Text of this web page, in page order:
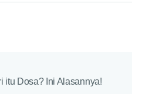
itu Dosa? Ini Alasannya!